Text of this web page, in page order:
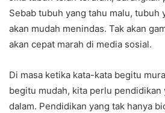
Sebab tubuh yang tahu malu, tubuh
akan mudah menindas. Tak akan
akan cepat marah di media sosial.
Di masa ketika kata-kata begitu
begitu mudah, kita perlu pendidikan
dalam. Pendidikan yang tak hanya